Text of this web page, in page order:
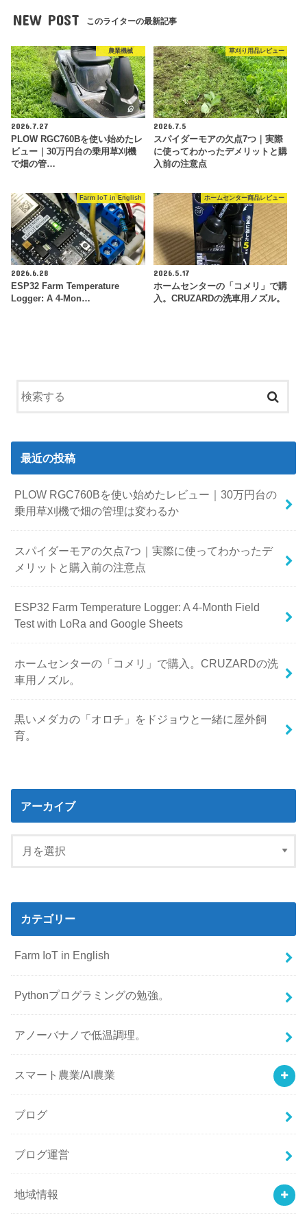
NEW POST このライターの最新記事
農業機械
2026.7.27
PLOW RGC760Bを使い始めたレ
ビュー｜30万円台の乗用草刈機
で畑の管…
草刈り用品レビュー
2026.7.5
スパイダーモアの欠点7つ｜実際
に使ってわかったデメリットと購
入前の注意点
Farm IoT in English
2026.6.28
ESP32 Farm Temperature
Logger: A 4-Mon…
ホームセンター商品レビュー
2026.5.17
ホームセンターの「コメリ」で購
入。CRUZARDの洗車用ノズル。
最近の投稿
PLOW RGC760Bを使い始めたレビュー｜30万円台の
乗用草刈機で畑の管理は変わるか
スパイダーモアの欠点7つ｜実際に使ってわかったデ
メリットと購入前の注意点
ESP32 Farm Temperature Logger: A 4-Month Field
Test with LoRa and Google Sheets
ホームセンターの「コメリ」で購入。CRUZARDの洗
車用ノズル。
黒いメダカの「オロチ」をドジョウと一緒に屋外飼
育。
アーカイブ
カテゴリー
Farm IoT in English
Pythonプログラミングの勉強。
アノーバナノで低温調理。
スマート農業/AI農業
ブログ
ブログ運営
地域情報